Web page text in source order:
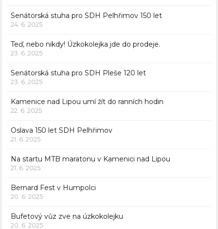
Senátorská stuha pro SDH Pelhřimov 150 let
24. 6. 2025
Teď, nebo nikdy! Úzkokolejka jde do prodeje.
23. 6. 2025
Senátorská stuha pro SDH Pleše 120 let
23. 6. 2025
Kamenice nad Lipou umí žít do ranních hodin
22. 6. 2025
Oslava 150 let SDH Pelhřimov
21. 6. 2025
Na startu MTB maratonu v Kamenici nad Lipou
21. 6. 2025
Bernard Fest v Humpolci
20. 6. 2025
Bufetový vůz zve na úzkokolejku
20. 6. 2025